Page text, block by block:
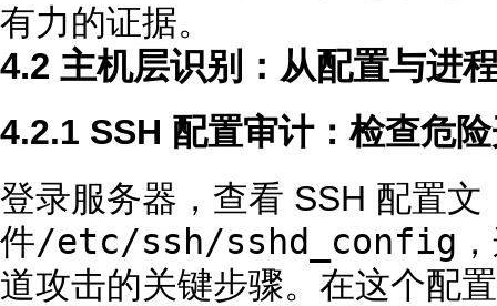
有力的证据。
4.2 主机层识别：从配置与进
4.2.1 SSH 配置审计：检查危
登录服务器，查看 SSH 配置文
件/etc/ssh/sshd_config
道攻击的关键步骤。在这个配